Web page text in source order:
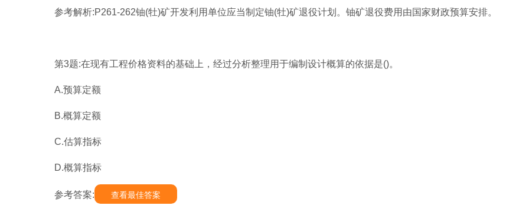
参考解析:P261-262铀(牡)矿开发利用单位应当制定铀(牡)矿退役计划。铀矿退役费用由国家财政预算安排。
第3题:在现有工程价格资料的基础上，经过分析整理用于编制设计概算的依据是()。
A.预算定额
B.概算定额
C.估算指标
D.概算指标
参考答案: 查看最佳答案